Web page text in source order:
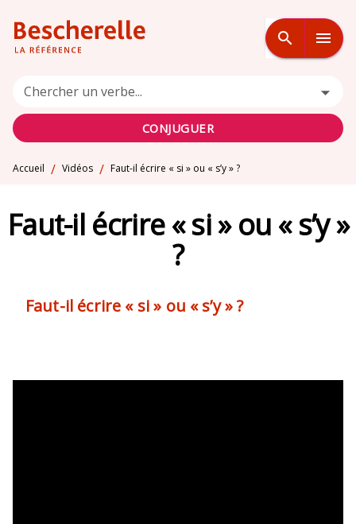
MENU RECHERCHE
PIED DE PAGE
search menu
Chercher un verbe...
CONJUGUER
Accueil / Vidéos / Faut-il écrire « si » ou « s’y » ?
Faut-il écrire « si » ou « s’y »
?
Faut-il écrire « si » ou « s’y » ?